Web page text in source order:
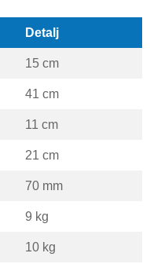
Detalj
15 cm
41 cm
11 cm
21 cm
70 mm
9 kg
10 kg